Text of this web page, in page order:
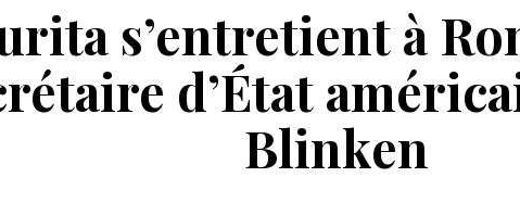
s’entretient à
d’État
Blinken